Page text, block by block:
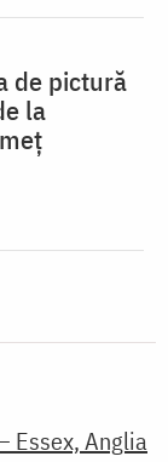
de pictură
la
Essex, Anglia